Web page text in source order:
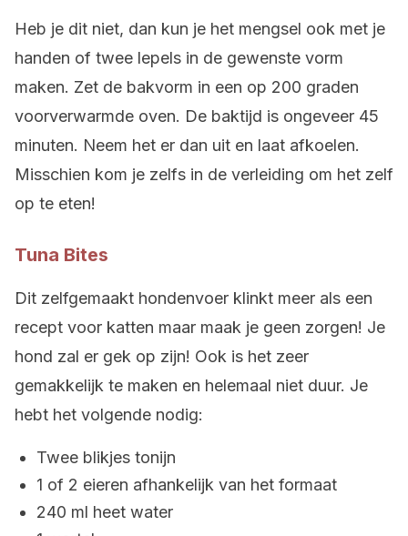
Heb je dit niet, dan kun je het mengsel ook met je
handen of twee lepels in de gewenste vorm
maken. Zet de bakvorm in een op 200 graden
voorverwarmde oven. De baktijd is ongeveer 45
minuten. Neem het er dan uit en laat afkoelen.
Misschien kom je zelfs in de verleiding om het zelf
op te eten!
Tuna Bites
Dit zelfgemaakt hondenvoer klinkt meer als een
recept voor katten maar maak je geen zorgen! Je
hond zal er gek op zijn! Ook is het zeer
gemakkelijk te maken en helemaal niet duur. Je
hebt het volgende nodig:
Twee blikjes tonijn
1 of 2 eieren afhankelijk van het formaat
240 ml heet water